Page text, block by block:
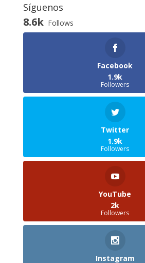
Síguenos
8.6k Follows
Facebook
1.9k
Followers
Twitter
1.9k
Followers
YouTube
2k
Followers
Instagram